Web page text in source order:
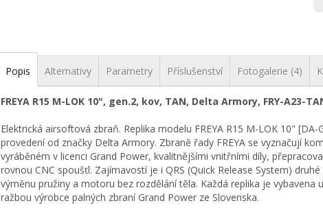
Popis Alternativy Parametry Příslušenství Fotogalerie (4)
FREYA R15 M-LOK 10", gen.2, kov, TAN, Delta Armory, FRY-A23-
Elektrická airsoftová zbraň. Replika modelu FREYA R15 M-LOK 10" [DA-
provedení od značky Delta Armory. Zbraně řady FREYA se vyznačují
vyráběném v licenci Grand Power, kvalitnějšími vnitřními díly,
rovnou CNC spoušťí. Zajímavostí je i QRS (Quick Release System)
výměnu pružiny a motoru bez rozdělání těla. Každá replika je vybavena
ražbou výrobce palných zbraní Grand Power ze Slovenska.